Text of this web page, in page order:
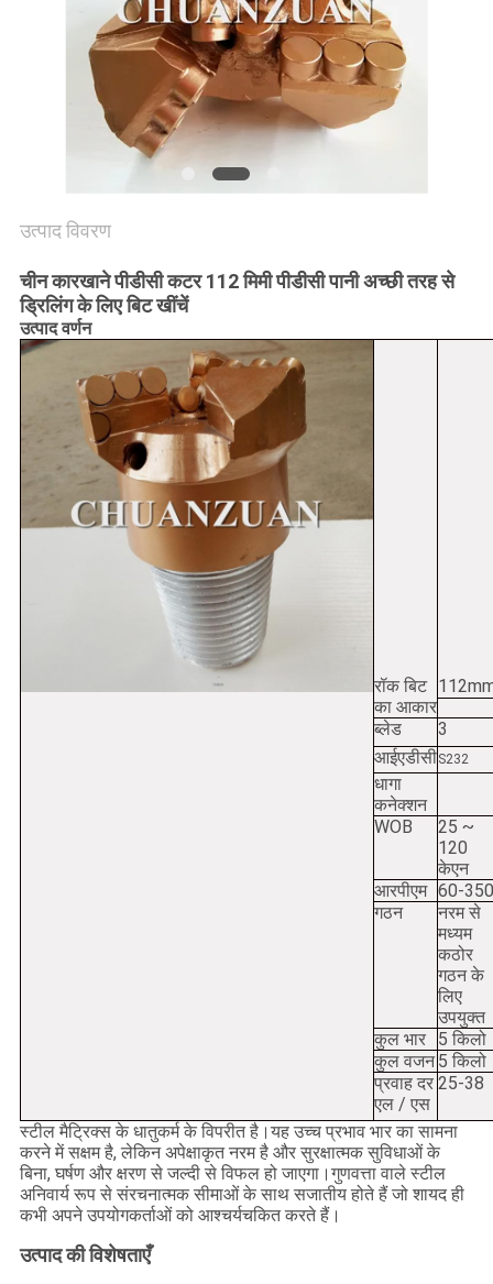
साइटमैप
PRIVACY
उत्पाद विवरण
चीन कारखाने पीडीसी कटर 112 मिमी पीडीसी पानी अच्छी तरह से
ड्रिलिंग के लिए बिट खींचें
उत्पाद वर्णन
रॉक बिट
का आकार
ब्लेड
3
आईएडीसीS232
धागा
कनेक्शन
WOB
25 ~
120
केएन
आरपीएम 60-350
गठन
नरम से
मध्यम
कठोर
गठन के
लिए
उपयुक्त
कुल भार
5 किलो
कुल वजन 5 किलो
प्रवाह दर
एल / एस
25-38
स्टील मैट्रिक्स के धातुकर्म के विपरीत है।यह उच्च प्रभाव भार का सामना
करने में सक्षम है, लेकिन अपेक्षाकृत नरम है और सुरक्षात्मक सुविधाओं के
बिना, घर्षण और क्षरण से जल्दी से विफल हो जाएगा।गुणवत्ता वाले स्टील
अनिवार्य रूप से संरचनात्मक सीमाओं के साथ सजातीय होते हैं जो शायद ही
कभी अपने उपयोगकर्ताओं को आश्चर्यचकित करते हैं।
उत्पाद की विशेषताएँ